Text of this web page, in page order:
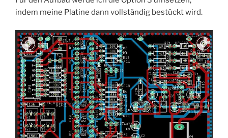
indem meine Platine dann vollständig bestückt wird.